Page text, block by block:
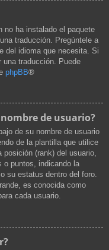
no ha instalado el paquete
traducción. Pregúntele a
del idioma que necesita. Si
una traducción. Puede
phpBB®
de usuario?
de su nombre de usuario
de la plantilla que utilice
(rank) del usuario,
o puntos, indicando la
su estatus dentro del foro.
es conocida como
cada usuario.